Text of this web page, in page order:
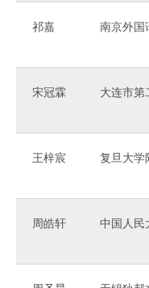
祁嘉 南京外国
宋冠霖 大连市第
王梓宸 复旦大学
周皓轩 中国人民